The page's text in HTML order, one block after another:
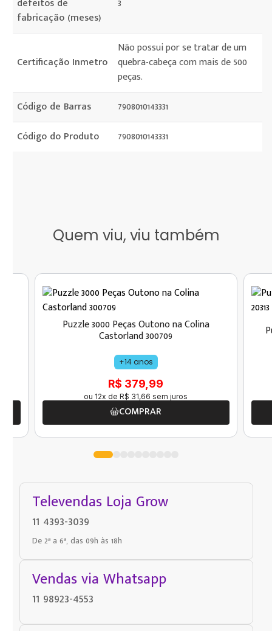
defeitos de
fabricação (meses)
3
Certificação Inmetro
Não possui por se tratar de um
quebra-cabeça com mais de 500
peças.
Código de Barras
7908010143331
Código do Produto
7908010143331
Quem viu, viu também
Puzzle 3000 Peças Outono na Colina
Castorland 300709
+14 anos
R$ 379,99
ou 12x deR$ 31,66 sem juros
COMPRAR
Televendas Loja Grow
11 4393-3039
De 2ª a 6ª, das 09h às 18h
Vendas via Whatsapp
11 98923-4553